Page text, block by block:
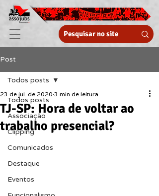
Post
Todos posts
Associação
Clipping
Comunicados
Destaque
Eventos
Todos posts
TJ-SP: Hora de voltar ao
trabalho presencial?
23 de jul. de 2020 3 min de leitura